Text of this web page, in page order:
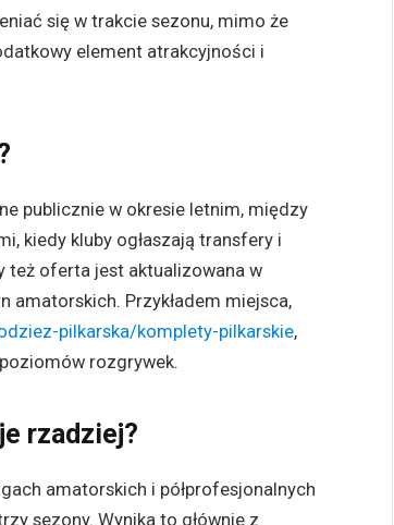
się w trakcie sezonu, mimo że
element atrakcyjności i
publicznie w okresie letnim, między
kiedy kluby ogłaszają transfery i
też oferta jest aktualizowana w
amatorskich. Przykładem miejsca,
pilkarska/komplety-pilkarskie,
rozgrywek.
rzadziej?
amatorskich i półprofesjonalnych
sezony. Wynika to głównie z